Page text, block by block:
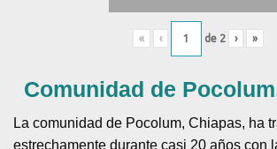
« ‹ de 2 › »
Comunidad de
La comunidad de Pocolum, Chiapas, ha
estrechamente durante casi 20 años con